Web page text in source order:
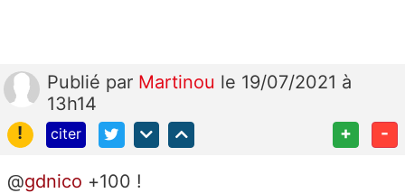
Publié par Martinou le 19/07/2021 à
13h14
!
citer + -
@gdnico +100 !